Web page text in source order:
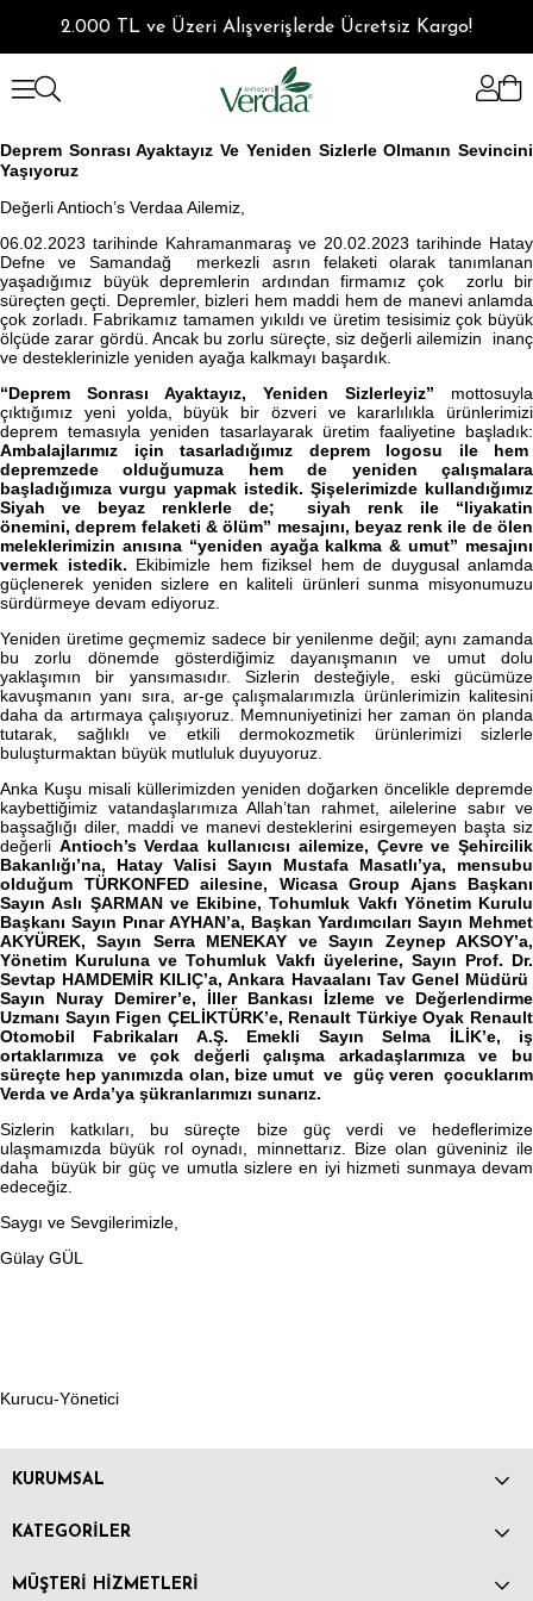
2.000 TL ve Üzeri Alışverişlerde Ücretsiz Kargo!
Deprem Sonrası AyaktayızVe Yeniden Sizlerle Olmanın Sevincini
Yaşıyoruz
Değerli Antioch’s Verdaa Ailemiz,
06.02.2023 tarihinde Kahramanmaraş ve 20.02.2023 tarihinde Hatay
Defne ve Samandağ merkezli asrın felaketi olarak tanımlanan
yaşadığımız büyük depremlerin ardından firmamız çok zorlu bir
süreçten geçti. Depremler, bizleri hem maddi hem de manevi anlamda
çok zorladı. Fabrikamız tamamen yıkıldı ve üretim tesisimiz çok büyük
ölçüde zarar gördü. Ancak bu zorlu süreçte, siz değerli ailemizin inanç
ve desteklerinizle yeniden ayağa kalkmayı başardık.
“Deprem Sonrası Ayaktayız, Yeniden Sizlerleyiz” mottosuyla
çıktığımız yeni yolda, büyük bir özveri ve kararlılıkla ürünlerimizi
deprem temasıyla yeniden tasarlayarak üretim faaliyetine başladık:
Ambalajlarımız için tasarladığımız deprem logosu ile hem
depremzede olduğumuza hem de yeniden çalışmalara
başladığımıza vurgu yapmak istedik. Şişelerimizde kullandığımız
Siyah ve beyaz renklerle de; siyah renk ile “liyakatin
önemini,deprem felaketi & ölüm” mesajını, beyaz renk ile de ölen
meleklerimizin anısına “yeniden ayağa kalkma & umut” mesajını
vermek istedik. Ekibimizle hem fiziksel hem de duygusal anlamda
güçlenerek yeniden sizlere en kaliteli ürünleri sunma misyonumuzu
sürdürmeye devam ediyoruz.
Yeniden üretime geçmemiz sadece bir yenilenme değil; aynı zamanda
bu zorlu dönemde gösterdiğimiz dayanışmanın ve umut dolu
yaklaşımın bir yansımasıdır. Sizlerin desteğiyle, eski gücümüze
kavuşmanın yanı sıra, ar-ge çalışmalarımızla ürünlerimizin kalitesini
daha da artırmaya çalışıyoruz. Memnuniyetinizi her zaman ön planda
tutarak, sağlıklı ve etkili dermokozmetik ürünlerimizi sizlerle
buluşturmaktan büyük mutluluk duyuyoruz.
Anka Kuşu misali küllerimizden yeniden doğarken öncelikle depremde
kaybettiğimiz vatandaşlarımıza Allah’tan rahmet, ailelerine sabır ve
başsağlığı diler, maddi ve manevi desteklerini esirgemeyen başta siz
değerli Antioch’s Verdaa kullanıcısı ailemize, Çevre ve Şehircilik
Bakanlığı’na, Hatay Valisi Sayın Mustafa Masatlı’ya, mensubu
olduğum TÜRKONFED ailesine, Wicasa Group Ajans Başkanı
Sayın Aslı ŞARMAN ve Ekibine, Tohumluk Vakfı Yönetim Kurulu
Başkanı Sayın Pınar AYHAN’a, Başkan Yardımcıları Sayın Mehmet
AKYÜREK, Sayın Serra MENEKAY ve Sayın Zeynep AKSOY’a,
Yönetim Kuruluna ve Tohumluk Vakfı üyelerine, Sayın Prof. Dr.
Sevtap HAMDEMİR KILIÇ’a, Ankara Havaalanı Tav Genel Müdürü
Sayın Nuray Demirer’e, İller Bankası İzleme ve Değerlendirme
Uzmanı Sayın Figen ÇELİKTÜRK’e, Renault Türkiye Oyak Renault
Otomobil Fabrikaları A.Ş. Emekli Sayın Selma İLİK’e, iş
ortaklarımıza ve çok değerli çalışma arkadaşlarımıza ve bu
süreçte hep yanımızda olan, bize umut ve güç veren çocuklarım
Verda ve Arda’ya şükranlarımızı sunarız.
Sizlerin katkıları, bu süreçte bize güç verdi ve hedeflerimize
ulaşmamızda büyük rol oynadı, minnettarız. Bize olan güveniniz ile
daha büyük bir güç ve umutla sizlere en iyi hizmeti sunmaya devam
edeceğiz.
Saygı ve Sevgilerimizle,
Gülay GÜL
Kurucu-Yönetici
KURUMSAL
KATEGORİLER
MÜŞTERİ HİZMETLERİ